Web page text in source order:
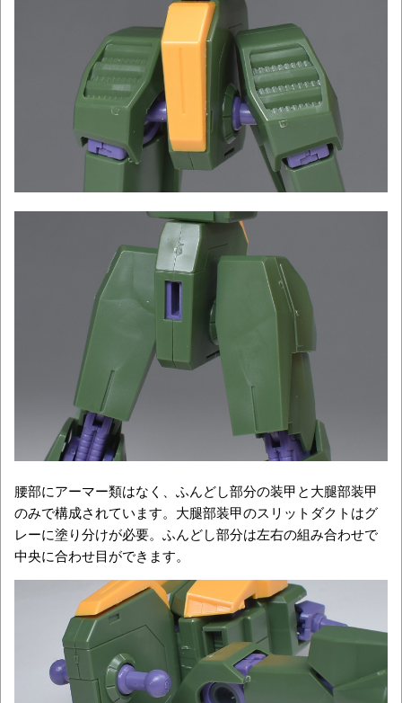
腰部にアーマー類はなく、ふんどし部分の装甲と大腿部装甲
のみで構成されています。大腿部装甲のスリットダクトはグ
レーに塗り分けが必要。ふんどし部分は左右の組み合わせで
中央に合わせ目ができます。